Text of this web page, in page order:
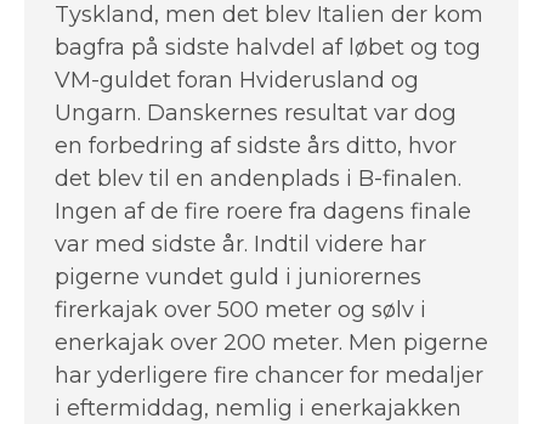
Tyskland, men det blev Italien der kom
bagfra på sidste halvdel af løbet og tog
VM-guldet foran Hviderusland og
Ungarn. Danskernes resultat var dog
en forbedring af sidste års ditto, hvor
det blev til en andenplads i B-finalen.
Ingen af de fire roere fra dagens finale
var med sidste år. Indtil videre har
pigerne vundet guld i juniorernes
firerkajak over 500 meter og sølv i
enerkajak over 200 meter. Men pigerne
har yderligere fire chancer for medaljer
i eftermiddag, nemlig i enerkajakken